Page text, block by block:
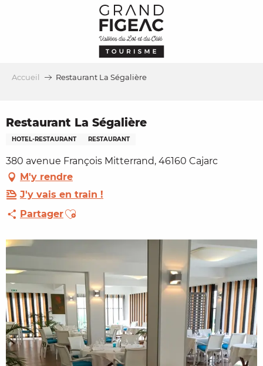
Accueil Restaurant La Ségalière
Restaurant La Ségalière
HOTEL-RESTAURANT RESTAURANT
380 avenue François Mitterrand, 46160 Cajarc
M'y rendre
J'y vais en train !
PartagerAjouter aux favoris